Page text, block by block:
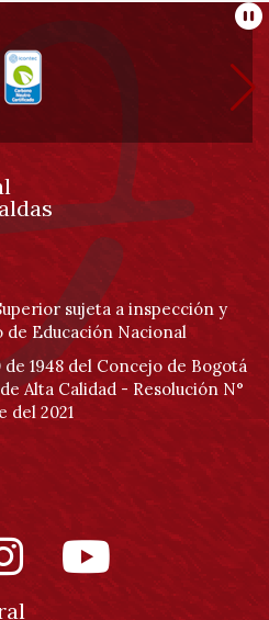
sujeta a inspección y
Educación Nacional
1948 del Concejo de Bogotá
Alta Calidad - Resolución N°
del 2021